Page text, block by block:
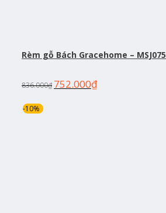
Rèm gỗ Bách Gracehome – MSJ075
836.000₫ 752.000₫
-10%